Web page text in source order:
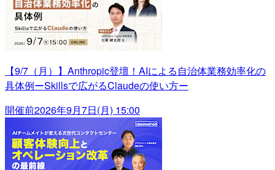
【9/7（月）】Anthropic登壇！AIによる自治体業務効率化の
具体例ーSkillsで広がるClaudeの使い方ー
開催前2026年9月7日(月) 15:00